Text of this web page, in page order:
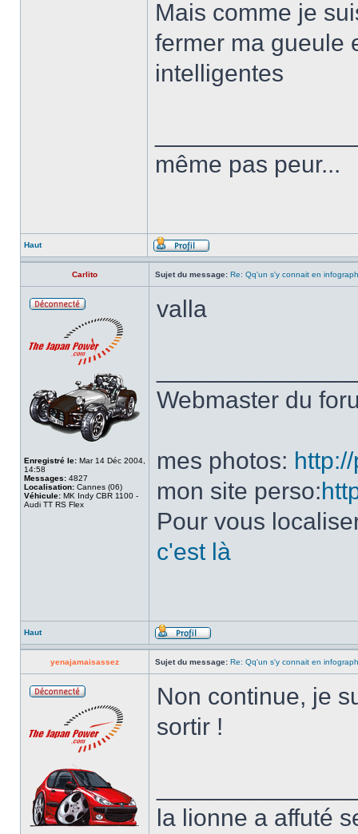
Mais comme je
fermer ma gueule
intelligentes
même pas peur...
Haut
Carlito Sujet du message: Re: Qq'un s'y connait en
Enregistré le: Mar 14 Déc 2004,
14:58
Messages: 4827
Localisation: Cannes (06)
Véhicule: MK Indy CBR 1100 -
Audi TT RS Flex
valla
Webmaster du
mes photos:
mon site perso:
Pour vous
c'est là
Haut
yenajamaisassez Sujet du message: Re: Qq'un s'y connait en
Non continue, je
sortir !
la lionne a affuté